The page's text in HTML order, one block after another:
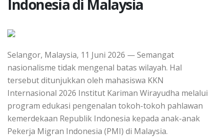
Indonesia di Malaysia
Selangor, Malaysia, 11 Juni 2026 — Semangat
nasionalisme tidak mengenal batas wilayah. Hal
tersebut ditunjukkan oleh mahasiswa KKN
Internasional 2026 Institut Kariman Wirayudha melalui
program edukasi pengenalan tokoh-tokoh pahlawan
kemerdekaan Republik Indonesia kepada anak-anak
Pekerja Migran Indonesia (PMI) di Malaysia.